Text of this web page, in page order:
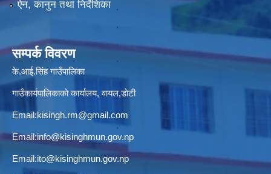
ऐन, कानुन तथा निर्देशिका
सम्पर्क विवरण
के.आई.सिंह गाउँपालिका
गाउँकार्यपालिकाकाे कार्यालय, वायल,डाेटी
Email:kisingh.rm@gmail.com
Email:info@kisinghmun.gov.np
Email:ito@kisinghmun.gov.np